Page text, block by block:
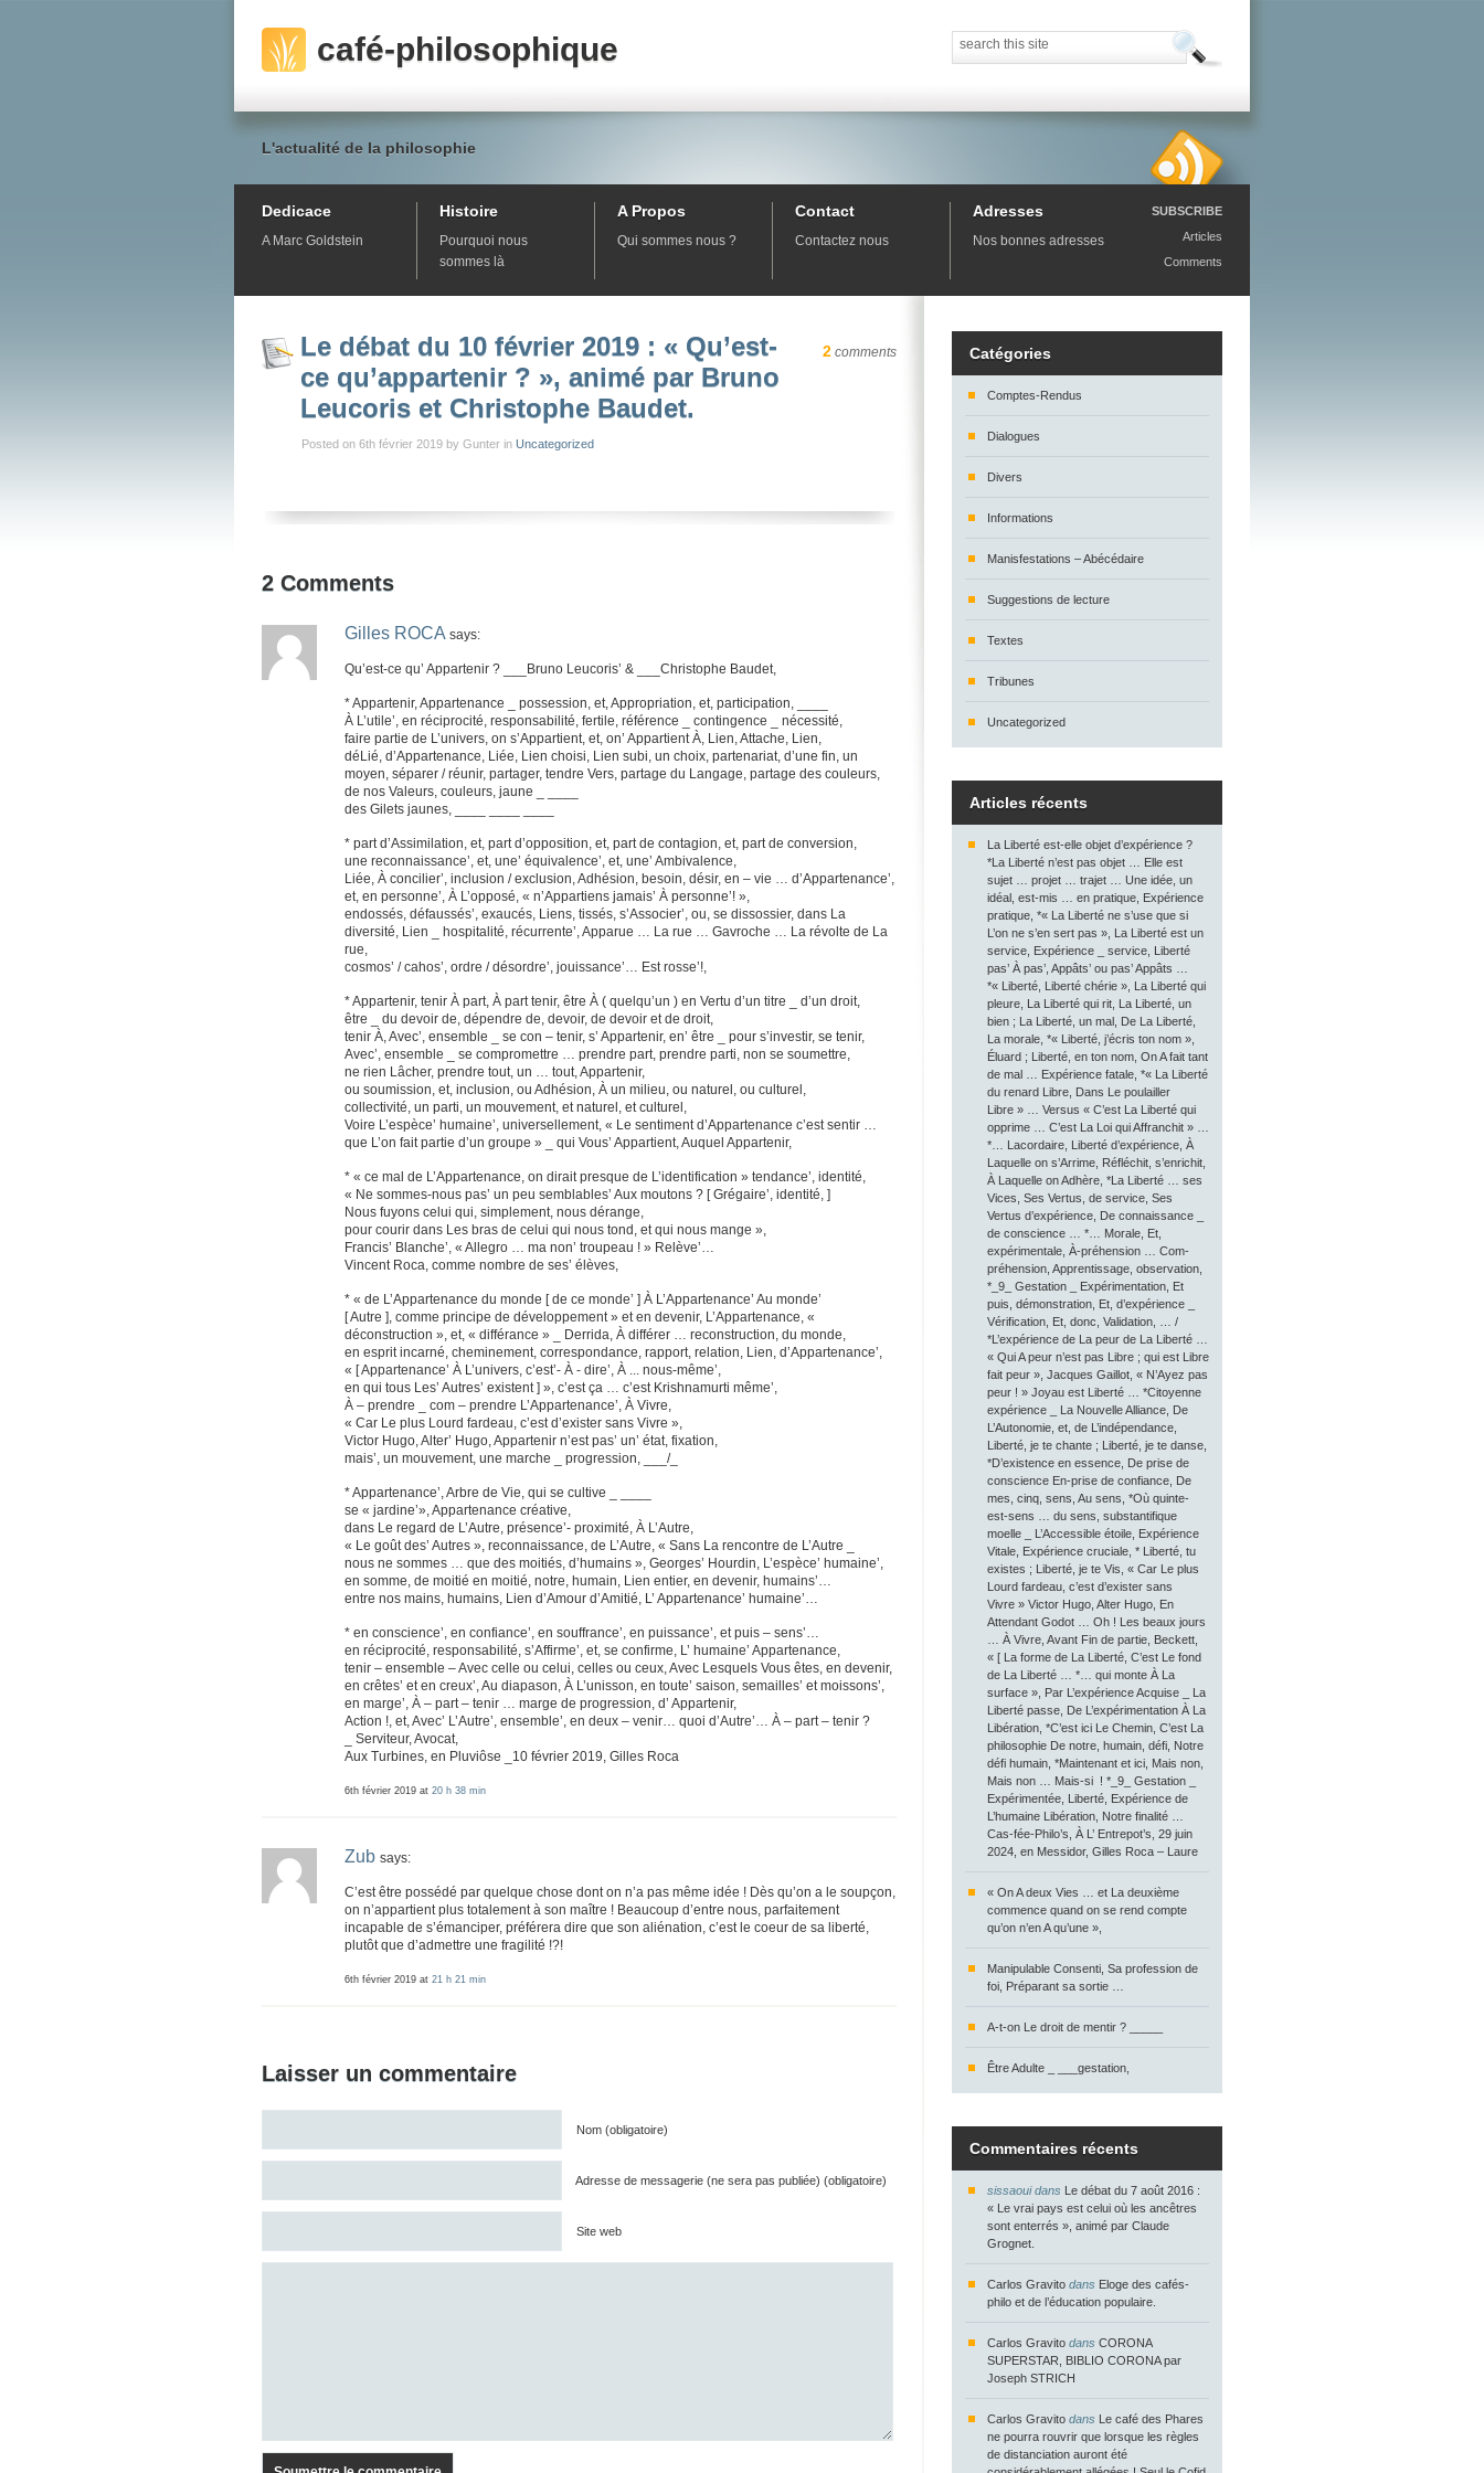
café-philosophique
L'actualité de la philosophie
Dedicace
A Marc Goldstein
Histoire
Pourquoi nous
sommes là
A Propos
Qui sommes nous ?
Contact
Contactez nous
Adresses
Nos bonnes adresses
SUBSCRIBE
Articles
Comments
Le débat du 10 février 2019 : « Qu’est-
ce qu’appartenir ? », animé par Bruno
Leucoris et Christophe Baudet.
2 comments
Posted on 6th février 2019 by Gunter in Uncategorized
2 Comments
Gilles ROCA says:
Qu’est-ce qu’ Appartenir ? ___Bruno Leucoris’ & ___Christophe Baudet,
* Appartenir, Appartenance _ possession, et, Appropriation, et, participation, ____
À L’utile’, en réciprocité, responsabilité, fertile, référence _ contingence _ nécessité,
faire partie de L’univers, on s’Appartient, et, on’ Appartient À, Lien, Attache, Lien,
déLié, d’Appartenance, Liée, Lien choisi, Lien subi, un choix, partenariat, d’une fin, un
moyen, séparer / réunir, partager, tendre Vers, partage du Langage, partage des couleurs,
de nos Valeurs, couleurs, jaune _ ____
des Gilets jaunes, ____ ____ ____
* part d’Assimilation, et, part d’opposition, et, part de contagion, et, part de conversion,
une reconnaissance’, et, une’ équivalence’, et, une’ Ambivalence,
Liée, À concilier’, inclusion / exclusion, Adhésion, besoin, désir, en – vie … d’Appartenance’,
et, en personne’, À L’opposé, « n’Appartiens jamais’ À personne’! »,
endossés, défaussés’, exaucés, Liens, tissés, s’Associer’, ou, se dissossier, dans La
diversité, Lien _ hospitalité, récurrente’, Apparue … La rue … Gavroche … La révolte de La
rue,
cosmos’ / cahos’, ordre / désordre’, jouissance’… Est rosse’!,
* Appartenir, tenir À part, À part tenir, être À ( quelqu’un ) en Vertu d’un titre _ d’un droit,
être _ du devoir de, dépendre de, devoir, de devoir et de droit,
tenir À, Avec’, ensemble _ se con – tenir, s’ Appartenir, en’ être _ pour s’investir, se tenir,
Avec’, ensemble _ se compromettre … prendre part, prendre parti, non se soumettre,
ne rien Lâcher, prendre tout, un … tout, Appartenir,
ou soumission, et, inclusion, ou Adhésion, À un milieu, ou naturel, ou culturel,
collectivité, un parti, un mouvement, et naturel, et culturel,
Voire L’espèce’ humaine’, universellement, « Le sentiment d’Appartenance c’est sentir …
que L’on fait partie d’un groupe » _ qui Vous’ Appartient, Auquel Appartenir,
* « ce mal de L’Appartenance, on dirait presque de L’identification » tendance’, identité,
« Ne sommes-nous pas’ un peu semblables’ Aux moutons ? [ Grégaire’, identité, ]
Nous fuyons celui qui, simplement, nous dérange,
pour courir dans Les bras de celui qui nous tond, et qui nous mange »,
Francis’ Blanche’, « Allegro … ma non’ troupeau ! » Relève’…
Vincent Roca, comme nombre de ses’ élèves,
* « de L’Appartenance du monde [ de ce monde’ ] À L’Appartenance’ Au monde’
[ Autre ], comme principe de développement » et en devenir, L’Appartenance, «
déconstruction », et, « différance » _ Derrida, À différer … reconstruction, du monde,
en esprit incarné, cheminement, correspondance, rapport, relation, Lien, d’Appartenance’,
« [ Appartenance’ À L’univers, c’est’- À - dire’, À ... nous-même’,
en qui tous Les’ Autres’ existent ] », c’est ça … c’est Krishnamurti même’,
À – prendre _ com – prendre L’Appartenance’, À Vivre,
« Car Le plus Lourd fardeau, c’est d’exister sans Vivre »,
Victor Hugo, Alter’ Hugo, Appartenir n’est pas’ un’ état, fixation,
mais’, un mouvement, une marche _ progression, ___/_
* Appartenance’, Arbre de Vie, qui se cultive _ ____
se « jardine’», Appartenance créative,
dans Le regard de L’Autre, présence’- proximité, À L’Autre,
« Le goût des’ Autres », reconnaissance, de L’Autre, « Sans La rencontre de L’Autre _
nous ne sommes … que des moitiés, d’humains », Georges’ Hourdin, L’espèce’ humaine’,
en somme, de moitié en moitié, notre, humain, Lien entier, en devenir, humains’…
entre nos mains, humains, Lien d’Amour d’Amitié, L’ Appartenance’ humaine’…
* en conscience’, en confiance’, en souffrance’, en puissance’, et puis – sens’…
en réciprocité, responsabilité, s’Affirme’, et, se confirme, L’ humaine’ Appartenance,
tenir – ensemble – Avec celle ou celui, celles ou ceux, Avec Lesquels Vous êtes, en devenir,
en crêtes’ et en creux’, Au diapason, À L’unisson, en toute’ saison, semailles’ et moissons’,
en marge’, À – part – tenir … marge de progression, d’ Appartenir,
Action !, et, Avec’ L’Autre’, ensemble’, en deux – venir… quoi d’Autre’… À – part – tenir ?
_ Serviteur, Avocat,
Aux Turbines, en Pluviôse _10 février 2019, Gilles Roca
6th février 2019 at 20 h 38 min
Zub says:
C’est être possédé par quelque chose dont on n’a pas même idée ! Dès qu’on a le soupçon,
on n’appartient plus totalement à son maître ! Beaucoup d’entre nous, parfaitement
incapable de s’émanciper, préférera dire que son aliénation, c’est le coeur de sa liberté,
plutôt que d’admettre une fragilité !?!
6th février 2019 at 21 h 21 min
Laisser un commentaire
Nom (obligatoire)
Adresse de messagerie (ne sera pas publiée) (obligatoire)
Site web
Catégories
Comptes-Rendus
Dialogues
Divers
Informations
Manisfestations – Abécédaire
Suggestions de lecture
Textes
Tribunes
Uncategorized
Articles récents
La Liberté est-elle objet d’expérience ?
*La Liberté n’est pas objet … Elle est
sujet … projet … trajet … Une idée, un
idéal, est-mis … en pratique, Expérience
pratique, *« La Liberté ne s’use que si
L’on ne s’en sert pas », La Liberté est un
service, Expérience _ service, Liberté
pas’ À pas’, Appâts’ ou pas’ Appâts …
*« Liberté, Liberté chérie », La Liberté qui
pleure, La Liberté qui rit, La Liberté, un
bien ; La Liberté, un mal, De La Liberté,
La morale, *« Liberté, j’écris ton nom »,
Éluard ; Liberté, en ton nom, On A fait tant
de mal … Expérience fatale, *« La Liberté
du renard Libre, Dans Le poulailler
Libre » … Versus « C’est La Liberté qui
opprime … C’est La Loi qui Affranchit » …
*… Lacordaire, Liberté d’expérience, À
Laquelle on s’Arrime, Réfléchit, s’enrichit,
À Laquelle on Adhère, *La Liberté … ses
Vices, Ses Vertus, de service, Ses
Vertus d’expérience, De connaissance _
de conscience … *… Morale, Et,
expérimentale, À-préhension … Com-
préhension, Apprentissage, observation,
*_9_ Gestation _ Expérimentation, Et
puis, démonstration, Et, d’expérience _
Vérification, Et, donc, Validation, … /
*L’expérience de La peur de La Liberté …
« Qui A peur n’est pas Libre ; qui est Libre
fait peur », Jacques Gaillot, « N’Ayez pas
peur ! » Joyau est Liberté … *Citoyenne
expérience _ La Nouvelle Alliance, De
L’Autonomie, et, de L’indépendance,
Liberté, je te chante ; Liberté, je te danse,
*D’existence en essence, De prise de
conscience En-prise de confiance, De
mes, cinq, sens, Au sens, *Où quinte-
est-sens … du sens, substantifique
moelle _ L’Accessible étoile, Expérience
Vitale, Expérience cruciale, * Liberté, tu
existes ; Liberté, je te Vis, « Car Le plus
Lourd fardeau, c’est d’exister sans
Vivre » Victor Hugo, Alter Hugo, En
Attendant Godot … Oh ! Les beaux jours
… À Vivre, Avant Fin de partie, Beckett,
« [ La forme de La Liberté, C’est Le fond
de La Liberté … *… qui monte À La
surface », Par L’expérience Acquise _ La
Liberté passe, De L’expérimentation À La
Libération, *C’est ici Le Chemin, C’est La
philosophie De notre, humain, défi, Notre
défi humain, *Maintenant et ici, Mais non,
Mais non … Mais-si ! *_9_ Gestation _
Expérimentée, Liberté, Expérience de
L’humaine Libération, Notre finalité …
Cas-fée-Philo’s, À L’ Entrepot’s, 29 juin
2024, en Messidor, Gilles Roca – Laure
« On A deux Vies … et La deuxième
commence quand on se rend compte
qu’on n’en A qu’une »,
Manipulable Consenti, Sa profession de
foi, Préparant sa sortie …
A-t-on Le droit de mentir ? _____
Être Adulte _ ___gestation,
Commentaires récents
sissaoui dans Le débat du 7 août 2016 :
« Le vrai pays est celui où les ancêtres
sont enterrés », animé par Claude
Grognet.
Carlos Gravito dans Eloge des cafés-
philo et de l’éducation populaire.
Carlos Gravito dans CORONA
SUPERSTAR, BIBLIO CORONA par
Joseph STRICH
Carlos Gravito dans Le café des Phares
ne pourra rouvrir que lorsque les règles
de distanciation auront été